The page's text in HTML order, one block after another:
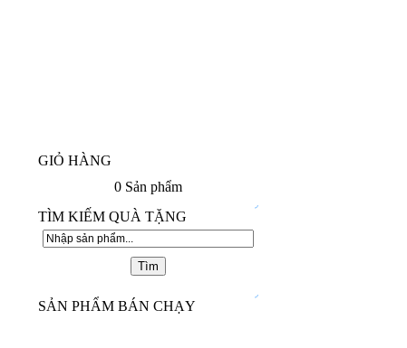
GIỎ HÀNG
0Sản phẩm
TÌM KIẾM QUÀ TẶNG
SẢN PHẨM BÁN CHẠY